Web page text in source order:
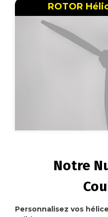
ROTOR
Notre
Personnalisez vos